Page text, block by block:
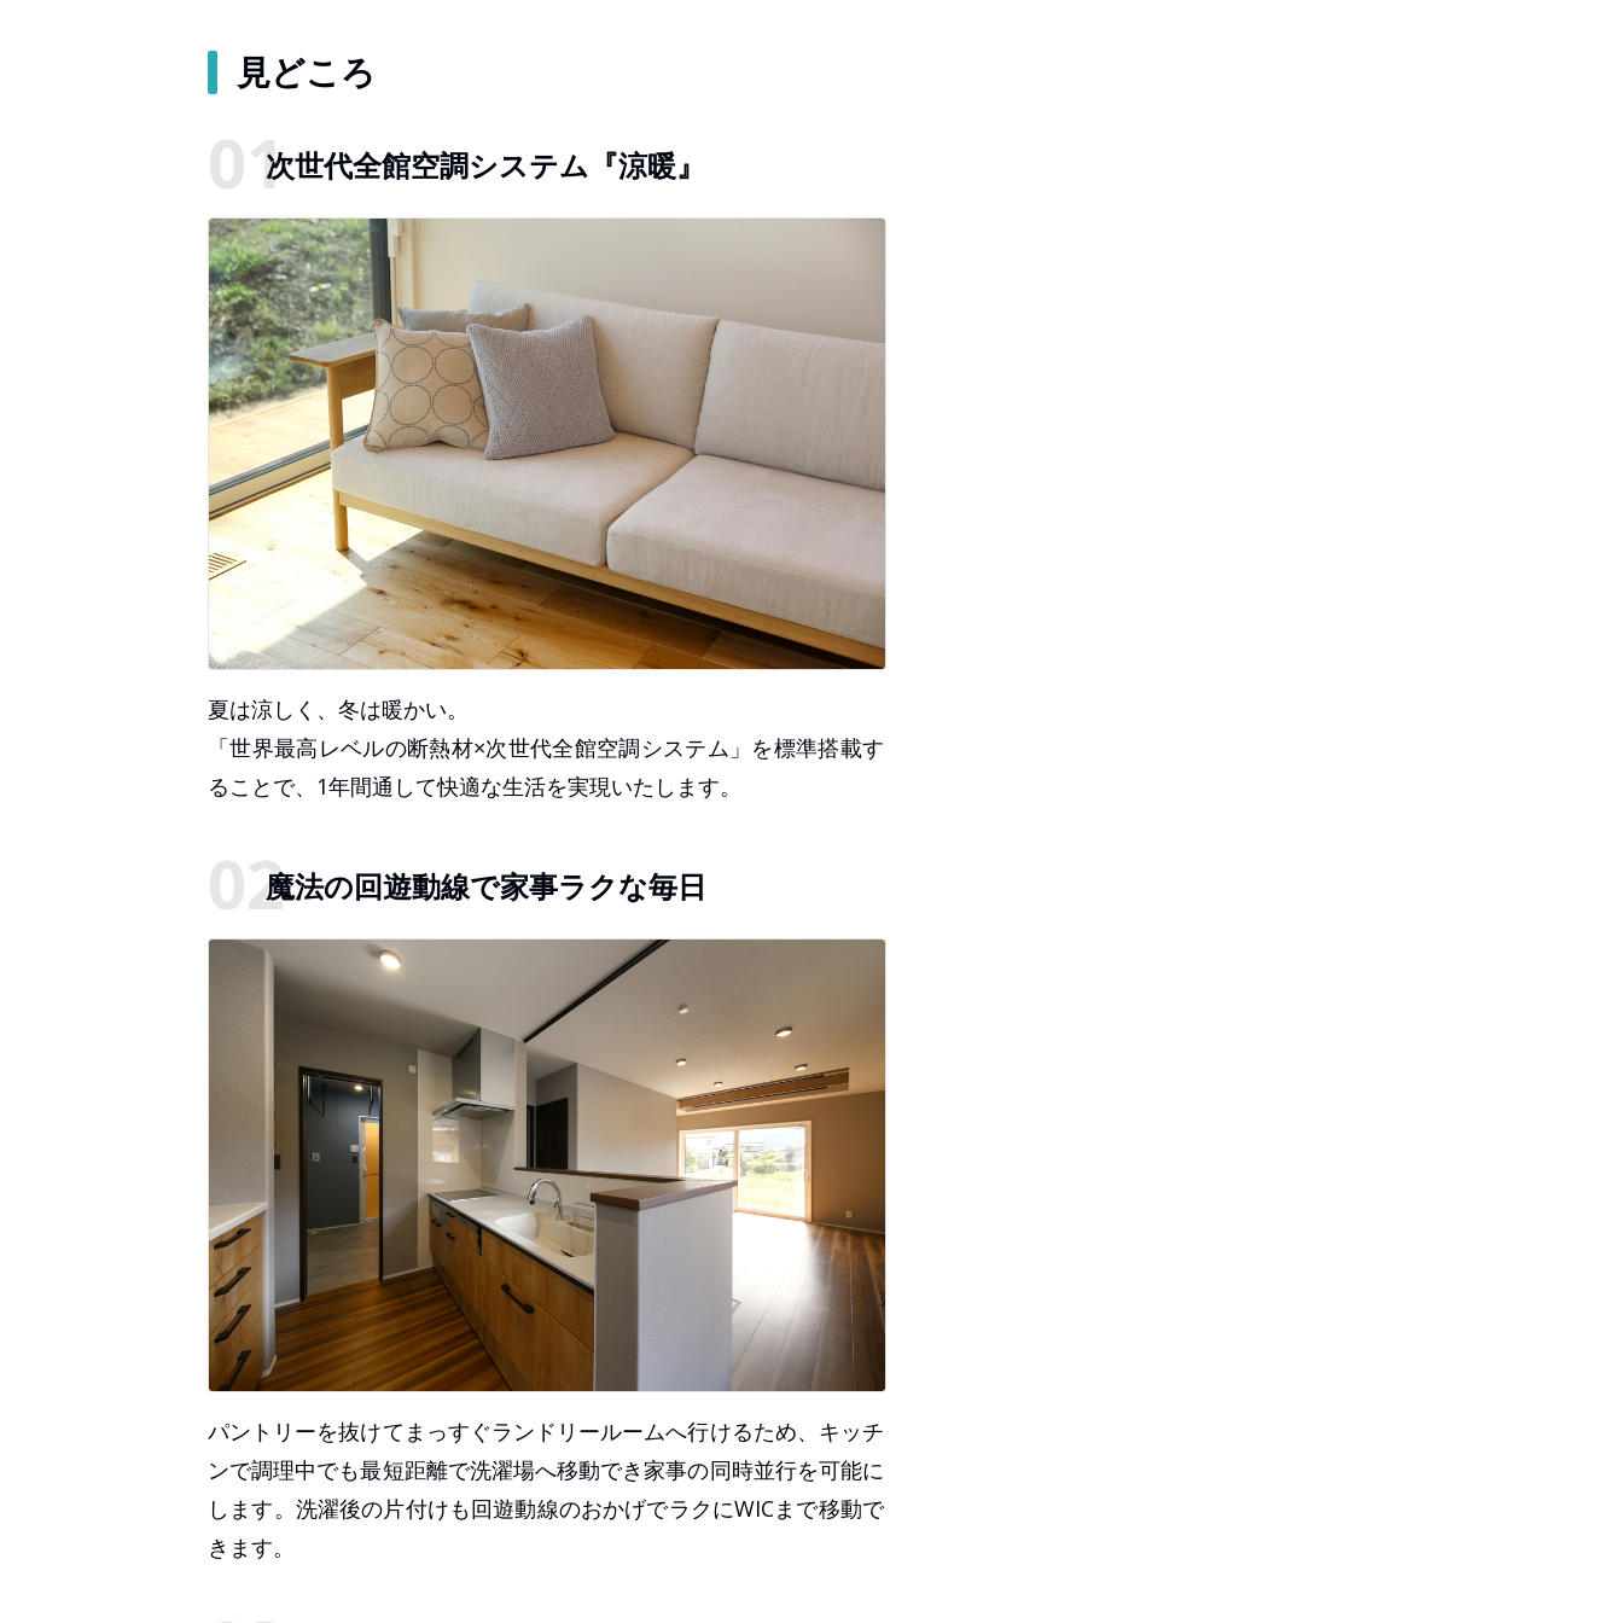
見どころ
次世代全館空調システム『涼暖』
夏は涼しく、冬は暖かい。
「世界最高レベルの断熱材×次世代全館空調システム」を標準搭載す
ることで、1年間通して快適な生活を実現いたします。
魔法の回遊動線で家事ラクな毎日
パントリーを抜けてまっすぐランドリールームへ行けるため、キッチ
ンで調理中でも最短距離で洗濯場へ移動でき家事の同時並行を可能に
します。洗濯後の片付けも回遊動線のおかげでラクにWICまで移動で
きます。